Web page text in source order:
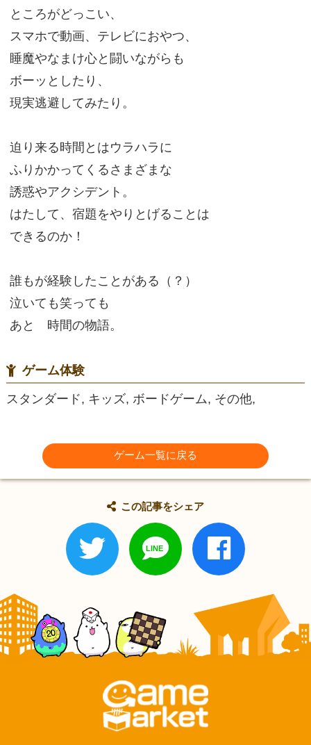
ところがどっこい、
スマホで動画、テレビにおやつ、
睡魔やなまけ心と闘いながらも
ボーッとしたり、
現実逃避してみたり。
迫り来る時間とはウラハラに
ふりかかってくるさまざまな
誘惑やアクシデント。
はたして、宿題をやりとげることは
できるのか！
誰もが経験したことがある（？）
泣いても笑っても
あと 時間の物語。
ゲーム体験
スタンダード, キッズ, ボードゲーム, その他,
ゲーム一覧に戻る
この記事をシェア